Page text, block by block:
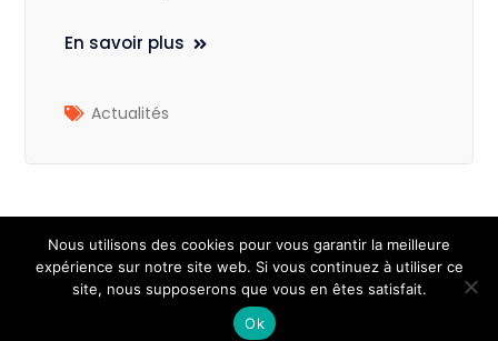
En savoir plus
Actualités
2025 - ID Partner
A propos de nous
Mentions légales
Nous utilisons des cookies pour vous garantir la meilleure
expérience sur notre site web. Si vous continuez à utiliser ce
site, nous supposerons que vous en êtes satisfait.
Ok